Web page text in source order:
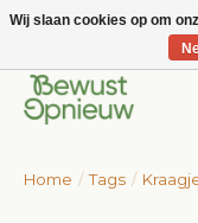
Wij bieden het grootste
Home / Tags /
Wij slaan cookies op om